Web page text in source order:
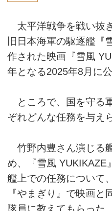
太平洋戦争を戦い抜
旧日本海軍の駆逐艦『
作された映画『雪風
年となる2025年8月に公
ところで、国を守る
ぞれどんな任務を与え
竹野内豊さん演じる
め、『雪風 YUKIKAZE
艦上での任務について
『やまぎり』で映画と
隊員に教えてもらった。